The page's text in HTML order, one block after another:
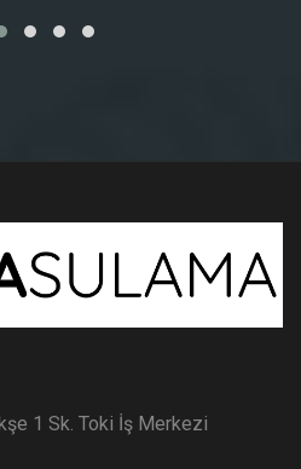
1 Sk. Toki İş Merkezi